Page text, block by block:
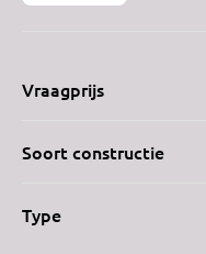
Vraagprijs
Soort constructie
Type